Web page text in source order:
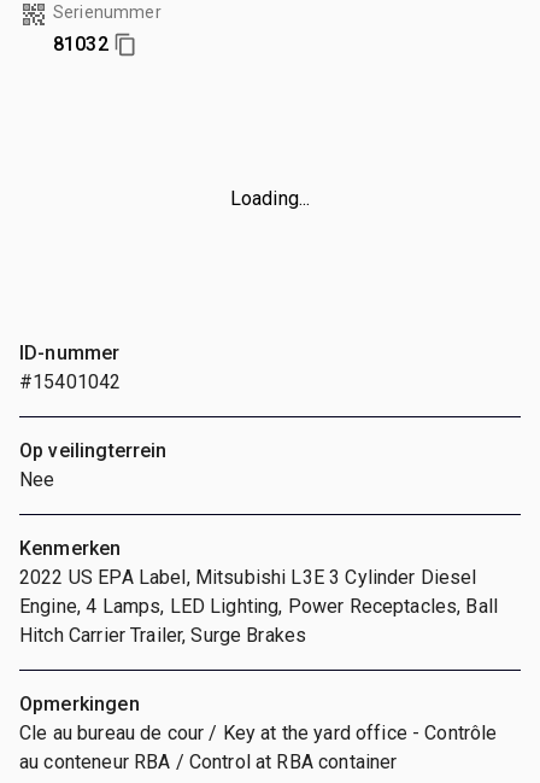
Serienummer
81032
Loading...
ID-nummer
#15401042
Op veilingterrein
Nee
Kenmerken
2022 US EPA Label, Mitsubishi L3E 3 Cylinder Diesel
Engine, 4 Lamps, LED Lighting, Power Receptacles, Ball
Hitch Carrier Trailer, Surge Brakes
Opmerkingen
Cle au bureau de cour / Key at the yard office - Contrôle
au conteneur RBA / Control at RBA container